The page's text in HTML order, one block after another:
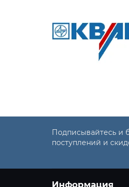
Подписывайтесь и
поступлений и
Информация